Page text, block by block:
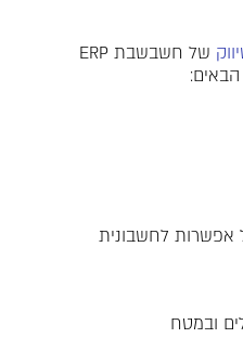
של חשבשבת ERP
אפשרות לחשבונית
ובמטח